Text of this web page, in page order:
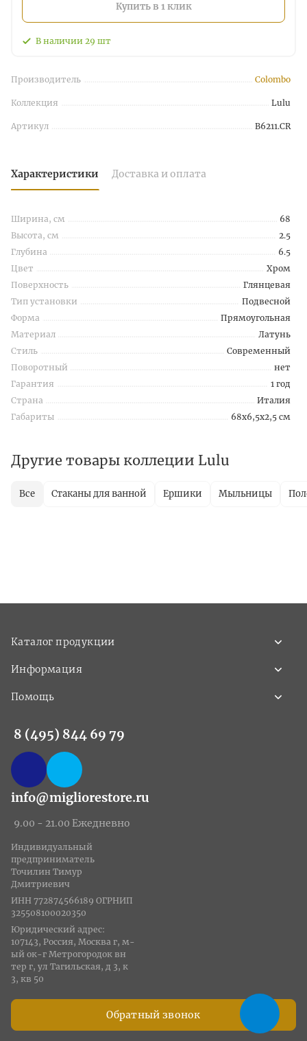
Купить в 1 клик
В наличии 29 шт
Производитель Colombo
Коллекция Lulu
Артикул B6211.CR
Характеристики Доставка и оплата
Ширина, см
68
Высота, см
2.5
Глубина
6.5
Цвет
Хром
Поверхность
Глянцевая
Тип установки
Подвесной
Форма
Прямоугольная
Материал
Латунь
Стиль
Современный
Поворотный
нет
Гарантия
1 год
Страна
Италия
Габариты
68x6,5x2,5 см
Другие товары коллеции Lulu
Все Стаканы для ванной Ершики Мыльницы
Каталог продукции
Информация
Помощь
8 (495) 844 69 79
info@migliorestore.ru
9.00 - 21.00 Ежедневно
Обратный звонок
Индивидуальный
предприниматель
Точилин Тимур
Дмитриевич
ИНН 772874566189 ОГРНИП
325508100020350
Юридический адрес:
107143, Россия, Москва г, м-
ый ок-г Метрогородок вн
тер г, ул Тагильская, д 3, к
3, кв 50